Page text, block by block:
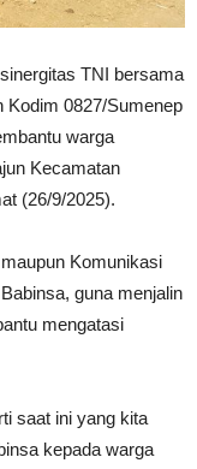
TNI bersama
Kodim 0827/Sumenep
warga
Kecamatan
(26/9/2025).
Komunikasi
guna menjalin
mengatasi
saat ini yang kita
kepada warga